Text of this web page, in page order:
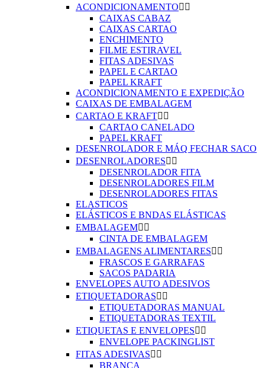
ACONDICIONAMENTO 
CAIXAS CABAZ
CAIXAS CARTAO
ENCHIMENTO
FILME ESTIRAVEL
FITAS ADESIVAS
PAPEL E CARTAO
PAPEL KRAFT
ACONDICIONAMENTO E EXPEDIÇÃO
CAIXAS DE EMBALAGEM
CARTAO E KRAFT 
CARTAO CANELADO
PAPEL KRAFT
DESENROLADOR E MÁQ FECHAR SACO
DESENROLADORES 
DESENROLADOR FITA
DESENROLADORES FILM
DESENROLADORES FITAS
ELASTICOS
ELÁSTICOS E BNDAS ELÁSTICAS
EMBALAGEM 
CINTA DE EMBALAGEM
EMBALAGENS ALIMENTARES 
FRASCOS E GARRAFAS
SACOS PADARIA
ENVELOPES AUTO ADESIVOS
ETIQUETADORAS 
ETIQUETADORAS MANUAL
ETIQUETADORAS TEXTIL
ETIQUETAS E ENVELOPES 
ENVELOPE PACKINGLIST
FITAS ADESIVAS 
BRANCA